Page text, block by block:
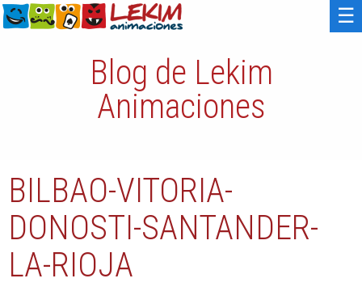
☰
Blog de Lekim
Animaciones
BILBAO-VITORIA-
DONOSTI-SANTANDER-
LA-RIOJA